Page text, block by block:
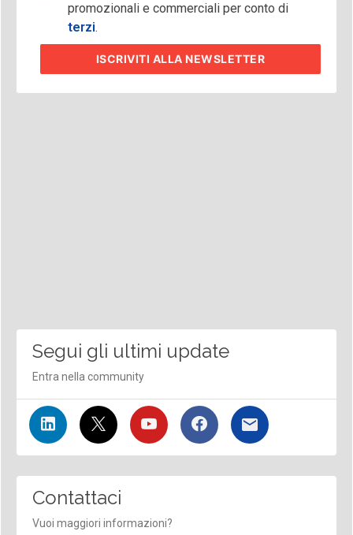
promozionali e commerciali per conto di
terzi.
ISCRIVITI ALLA NEWSLETTER
Segui gli ultimi update
Entra nella community
Contattaci
Vuoi maggiori informazioni?